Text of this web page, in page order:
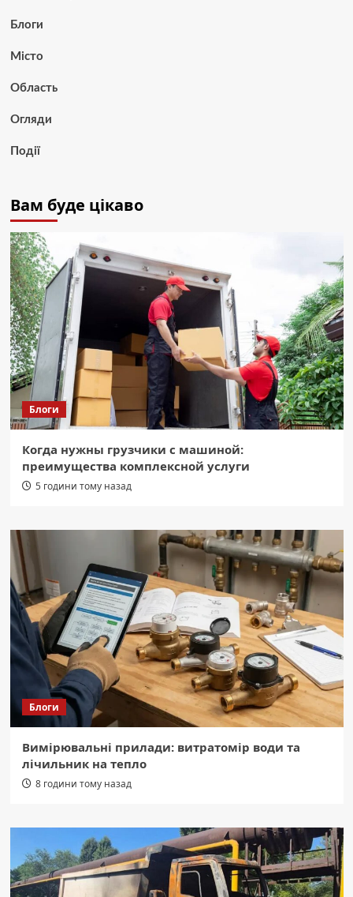
Блоги
Місто
Область
Огляди
Події
Вам буде цікаво
Блоги
Когда нужны грузчики с машиной:
преимущества комплексной услуги
5 години тому назад
Блоги
Вимірювальні прилади: витратомір води та
лічильник на тепло
8 години тому назад